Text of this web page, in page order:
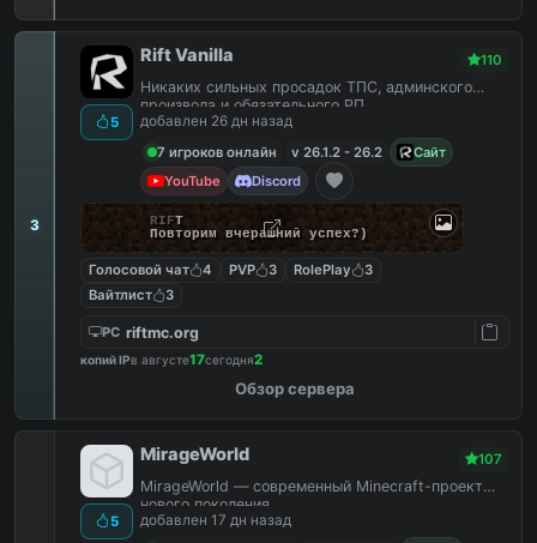
3
5
Rift Vanilla 110
Никаких сильных просадок ТПС, админского
произвола и обязательного РП.
добавлен 26 дн назад
7 игроков онлайн
v 26.1.2 - 26.2
Сайт
YouTube
Discord
RIFT
Повторим вчерашний успех?)
Голосовой чат 4 PVP 3 RolePlay
3
Вайтлист
3
PC riftmc.org
копий IPв августе17сегодня2
Обзор сервера
5
MirageWorld 107
MirageWorld — современный Minecraft-проект
нового поколения.
добавлен 17 дн назад